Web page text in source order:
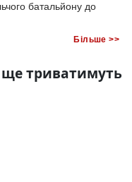
батальйону до
Більше >>
триватимуть